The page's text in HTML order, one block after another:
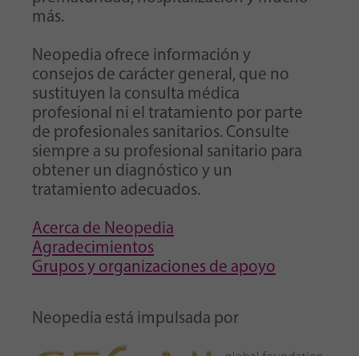
más.
Neopedia ofrece información y
consejos de carácter general, que no
sustituyen la consulta médica
profesional ni el tratamiento por parte
de profesionales sanitarios. Consulte
siempre a su profesional sanitario para
obtener un diagnóstico y un
tratamiento adecuados.
Acerca de Neopedia
Agradecimientos
Grupos y organizaciones de apoyo
Neopedia está impulsada por